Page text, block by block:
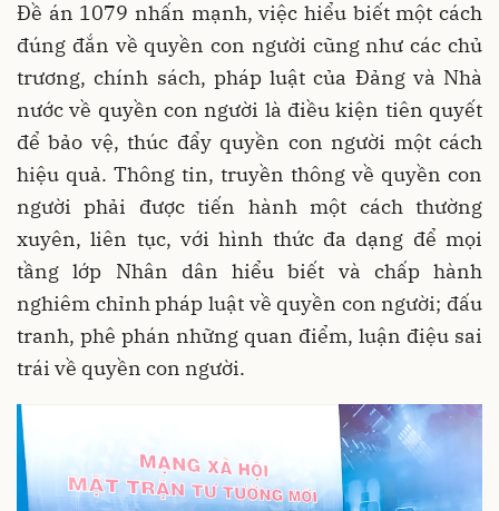
Đề án 1079 nhấn mạnh, việc hiểu biết một cách
đúng đắn về quyền con người cũng như các chủ
trương, chính sách, pháp luật của Đảng và Nhà
nước về quyền con người là điều kiện tiên quyết
để bảo vệ, thúc đẩy quyền con người một cách
hiệu quả. Thông tin, truyền thông về quyền con
người phải được tiến hành một cách thường
xuyên, liên tục, với hình thức đa dạng để mọi
tầng lớp Nhân dân hiểu biết và chấp hành
nghiêm chỉnh pháp luật về quyền con người; đấu
tranh, phê phán những quan điểm, luận điệu sai
trái về quyền con người.